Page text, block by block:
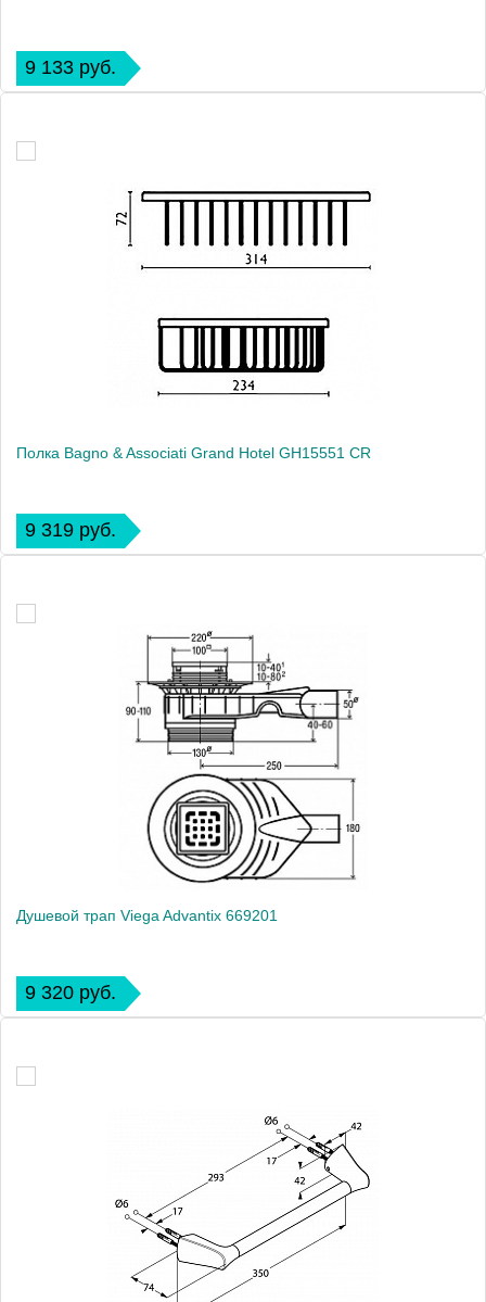
9 133 руб.
Полка Bagno & Associati Grand Hotel GH15551 CR
9 319 руб.
Душевой трап Viega Advantix 669201
9 320 руб.